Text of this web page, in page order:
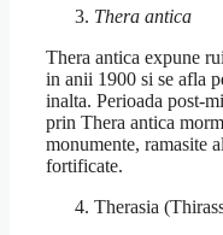
Thera antica
Thera antica expune
in anii 1900 si se afla
inalta. Perioada post-
prin Thera antica
monumente, ramasite
fortificate.
Therasia